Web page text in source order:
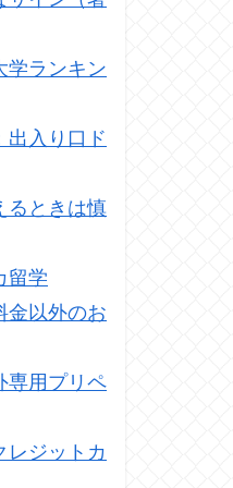
学ランキン
出入り口ド
るときは慎
留学
金以外のお
専用プリペ
レジットカ